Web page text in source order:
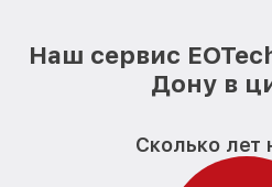
Наш сервис
Дону в
Сколько лет